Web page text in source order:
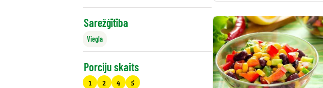
Sarežģītība
Viegla
Porciju skaits
1 2 4 5